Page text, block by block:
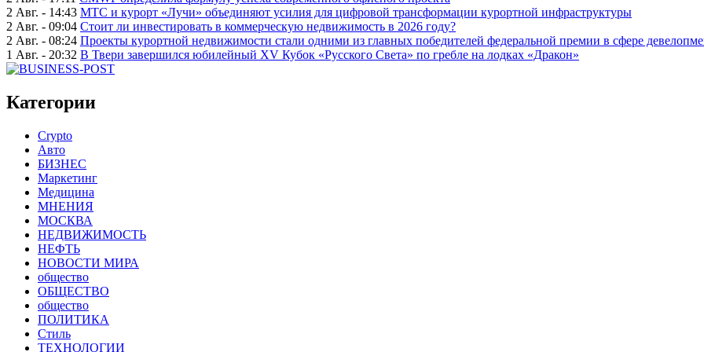
2 Авг. - 14:43 МТС и курорт «Лучи» объединяют усилия для цифровой трансформации курортной инфраструктуры
2 Авг. - 09:04 Стоит ли инвестировать в коммерческую недвижимость в 2026 году?
2 Авг. - 08:24 Проекты курортной недвижимости стали одними из главных победителей федеральной премии в сфере
1 Авг. - 20:32 В Твери завершился юбилейный XV Кубок «Русского Света» по гребле на лодках «Дракон»
Категории
Crypto
Авто
БИЗНЕС
Маркетинг
Медицина
МНЕНИЯ
МОСКВА
НЕДВИЖИМОСТЬ
НЕФТЬ
НОВОСТИ МИРА
общество
ОБЩЕСТВО
общество
ПОЛИТИКА
Стиль
ТЕХНОЛОГИИ